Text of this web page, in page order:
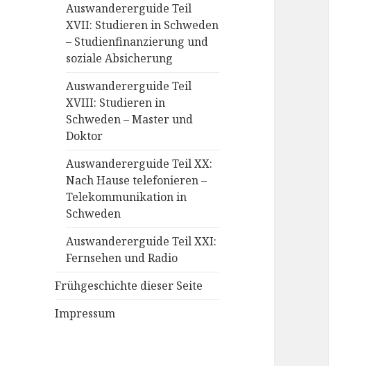
Auswandererguide Teil
XVII: Studieren in Schweden
– Studienfinanzierung und
soziale Absicherung
Auswandererguide Teil
XVIII: Studieren in
Schweden – Master und
Doktor
Auswandererguide Teil XX:
Nach Hause telefonieren –
Telekommunikation in
Schweden
Auswandererguide Teil XXI:
Fernsehen und Radio
Frühgeschichte dieser Seite
Impressum